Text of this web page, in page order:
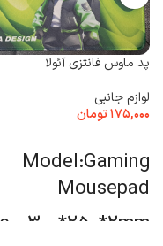
پد ماوس فانتزی آئولا
لوازم جانبی
۱۷۵,۰۰۰تومان
Model:Gaming
Mousepad
: 300*250*2mm